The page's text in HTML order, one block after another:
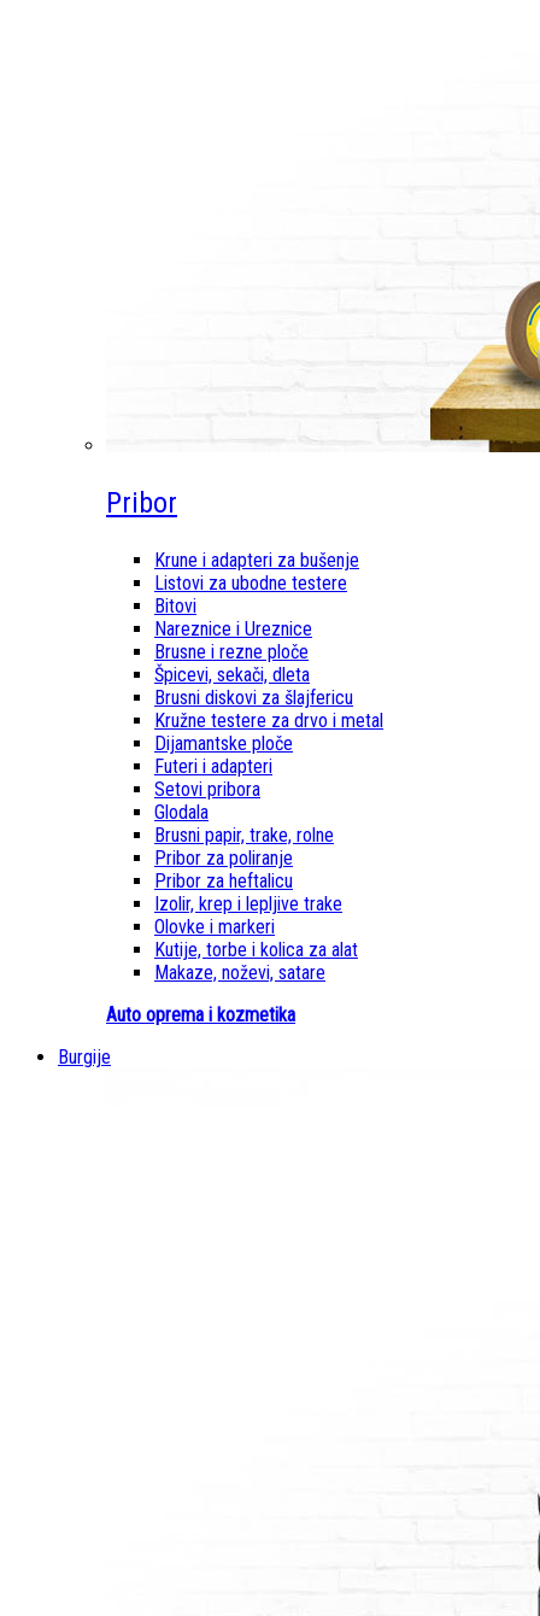
Pribor
Krune i adapteri za bušenje
Listovi za ubodne testere
Bitovi
Nareznice i Ureznice
Brusne i rezne ploče
Špicevi, sekači, dleta
Brusni diskovi za šlajfericu
Kružne testere za drvo i metal
Dijamantske ploče
Futeri i adapteri
Setovi pribora
Glodala
Brusni papir, trake, rolne
Pribor za poliranje
Pribor za heftalicu
Izolir, krep i lepljive trake
Olovke i markeri
Kutije, torbe i kolica za alat
Makaze, noževi, satare
Auto oprema i kozmetika
Burgije